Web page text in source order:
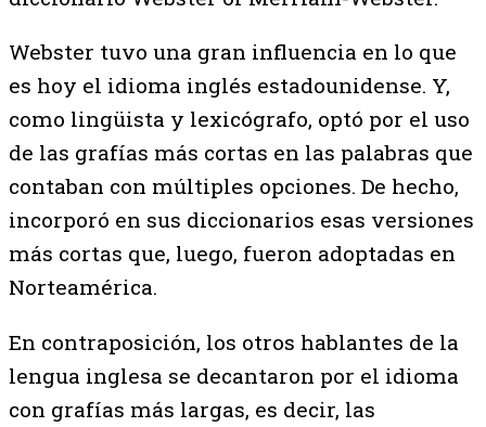
Webster tuvo una gran influencia en lo que
es hoy el idioma inglés estadounidense. Y,
como lingüista y lexicógrafo, optó por el uso
de las grafías más cortas en las palabras que
contaban con múltiples opciones. De hecho,
incorporó en sus diccionarios esas versiones
más cortas que, luego, fueron adoptadas en
Norteamérica.
En contraposición, los otros hablantes de la
lengua inglesa se decantaron por el idioma
con grafías más largas, es decir, las